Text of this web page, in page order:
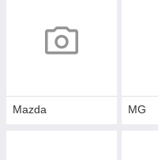
Mazda MG